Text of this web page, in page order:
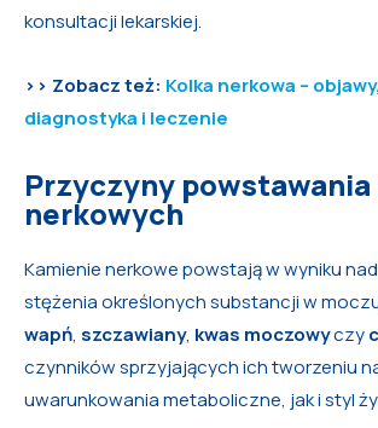
konsultacji lekarskiej.
>> Zobacz też: Kolka nerkowa –
diagnostyka i leczenie
Przyczyny
nerkowych
Kamienie nerkowe powstają w wyniku
stężenia określonych substancji w
wapń, szczawiany, kwas moczowyczy
czynników sprzyjających ich tworzeniu
uwarunkowania metaboliczne, jak i styl